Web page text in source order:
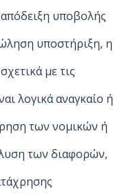
υποβολής
υποστήριξη, η
με τις
λογικά αναγκαίο ή
των νομικών ή
των διαφορών,